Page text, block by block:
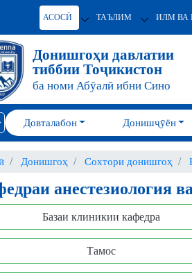
АСОСӢ ТАЪЛИМ ИЛМ ВА
Донишгоҳи давлатии
тиббии Тоҷикистон
ба номи Абӯалӣ ибни Сино
Довталабон Донишҷӯён
Донишгоҳ Сохтори донишгоҳ
анестезиология
Базаи клиникии кафедра
Тамос